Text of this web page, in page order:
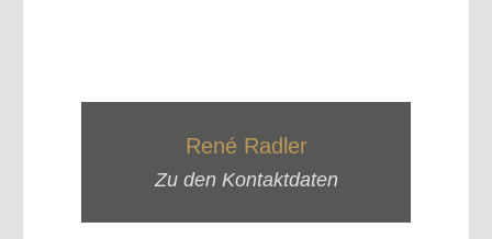
René Radler
Zu den Kontaktdaten